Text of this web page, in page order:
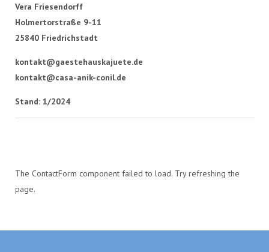
Vera Friesendorff
Holmertorstraße 9-11
25840 Friedrichstadt
kontakt@gaestehauskajuete.de
kontakt@casa-anik-conil.de
Stand: 1/2024
The ContactForm component failed to load. Try refreshing the
page.